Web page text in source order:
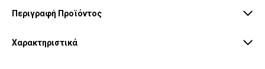
Περιγραφή Προϊόντος
Χαρακτηριστικά